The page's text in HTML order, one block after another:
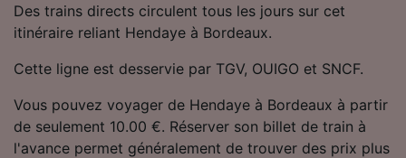
Des trains directs circulent tous les jours sur cet
itinéraire reliant Hendaye à Bordeaux.
Cette ligne est desservie par TGV, OUIGO et SNCF.
Vous pouvez voyager de Hendaye à Bordeaux à partir
de seulement 10.00 €. Réserver son billet de train à
l'avance permet généralement de trouver des prix plus